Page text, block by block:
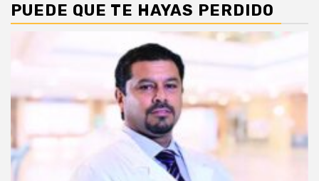
PUEDE QUE TE HAYAS PERDIDO